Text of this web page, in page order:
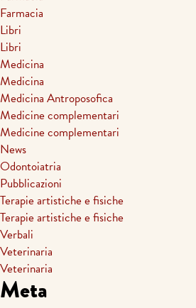
Farmacia
Libri
Libri
Medicina
Medicina
Medicina Antroposofica
Medicine complementari
Medicine complementari
News
Odontoiatria
Pubblicazioni
Terapie artistiche e fisiche
Terapie artistiche e fisiche
Verbali
Veterinaria
Veterinaria
Meta